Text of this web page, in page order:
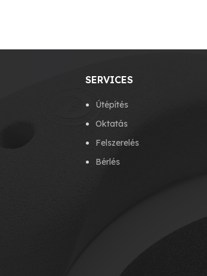
SERVICES
Útépítés
Oktatás
Felszerelés
Bérlés